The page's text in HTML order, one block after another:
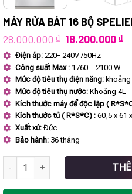
MÁY RỬA BÁT 16 BỘ
28.000.000₫ Giá
là:
28.000.000 ₫.
18.200.000₫Giá
Điện áp: 220- 240V /50Hz
Công suất Max : 1760 – 2100 W
Mức độ tiêu thụ điện năng:
Mức độ tiêu thụ nước: Khoảng 4L
Kích thước máy để độc lập (
Kích thước tủ ( R*S*C) : 60,5 x 61
Xuất xứ: Đức
Bảo hành: 36 tháng
MÁY RỬA BÁT 16 BỘ SPELIER